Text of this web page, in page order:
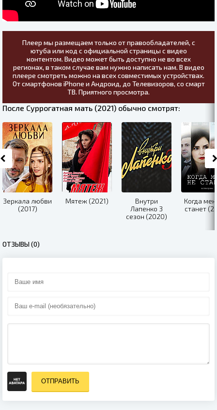
Плеер мы размещаем только от правообладателей, с
ютуба или код с официальной страницы с видео
контентом. Видео может быть доступно не во всех
регионах, в таком случае вам нужно написать нам. В видео
плеере смотреть можно на всех совместимых устройствах.
От смартфонов iPhone и Андроид, до Телевизоров, со смарт
ТВ. Приятного просмотра.
После Суррогатная мать (2021) обычно смотрят:
Зеркала любви
(2017)
Мятеж (2021)
Внутри
Лапенко 3
сезон (2020)
Когда
станет
ОТЗЫВЫ (0)
ОТПРАВИТЬ